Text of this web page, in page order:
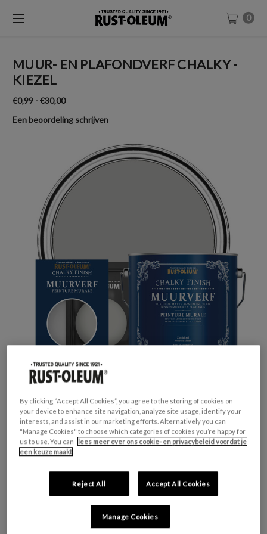
0
MUUR- EN PLAFONDVERF CHALKY -
KIEZEL
€0,99 - €30,00
Een beoordeling schrijven
GESCHIKT VOOR:
KLEURCOLLECTIE: Neutrale tinten
Mat
By clicking “Accept All Cookies”, you agree to the storing of cookies on
your device to enhance site navigation, analyze site usage, identify your
interests, and assist in our marketing efforts. Alternatively you can
"Manage Cookies" to choose which categories of cookies you’re happy for
us to use. You can
lees meer over ons cookie- en privacybeleid voordat je
een keuze maakt
Reject All Accept All Cookies
Manage Cookies